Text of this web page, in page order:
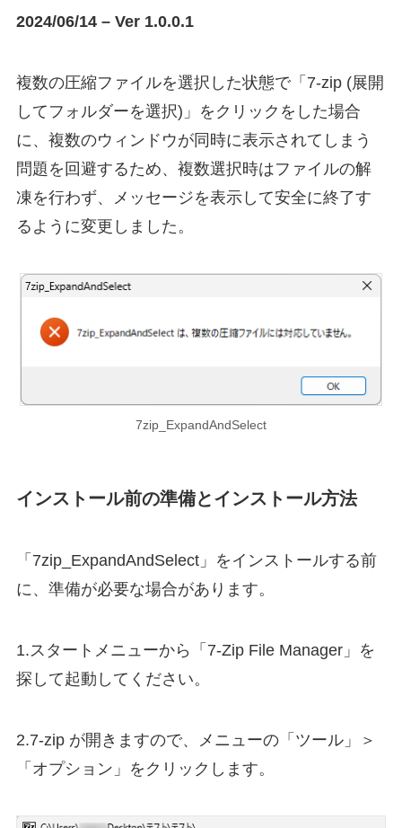
2024/06/14 – Ver 1.0.0.1
複数の圧縮ファイルを選択した状態で「7-zip (展開
してフォルダーを選択)」をクリックをした場合
に、複数のウィンドウが同時に表示されてしまう
問題を回避するため、複数選択時はファイルの解
凍を行わず、メッセージを表示して安全に終了す
るように変更しました。
7zip_ExpandAndSelect
インストール前の準備とインストール方法
「7zip_ExpandAndSelect」をインストールする前
に、準備が必要な場合があります。
1.スタートメニューから「7-Zip File Manager」を
探して起動してください。
2.7-zip が開きますので、メニューの「ツール」＞
「オプション」をクリックします。